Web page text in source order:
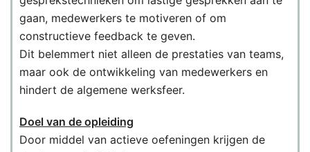
gaan, medewerkers te motiveren of om
constructieve feedback te geven.
Dit belemmert niet alleen de prestaties van teams,
maar ook de ontwikkeling van medewerkers en
hindert de algemene werksfeer.
Doel van de opleiding
Door middel van actieve oefeningen krijgen de